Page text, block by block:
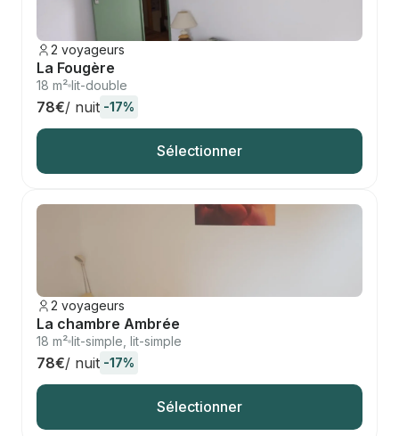
2 voyageurs
La Fougère
18 m² lit-double
78€/ nuit -17%
Sélectionner
2 voyageurs
La chambre Ambrée
18 m² lit-simple, lit-simple
78€/ nuit -17%
Sélectionner